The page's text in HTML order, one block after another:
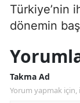
Türkiye’nin
dönemin
Takma Ad
Yorum yapmak için,